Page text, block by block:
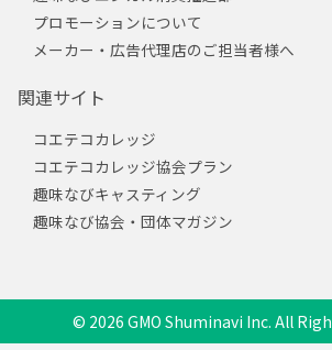
プロモーションについて
メーカー・広告代理店のご担当者様へ
関連サイト
コエテコカレッジ
コエテコカレッジ協会プラン
趣味なびキャスティング
趣味なび協会・団体マガジン
© 2026 GMO Shuminavi Inc. All